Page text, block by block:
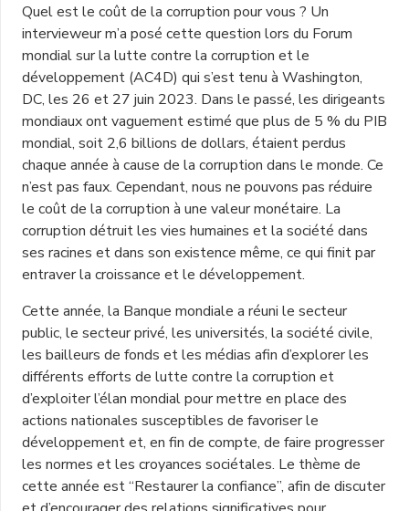
Quel est le coût de la corruption pour vous ? Un
intervieweur m’a posé cette question lors du Forum
mondial sur la lutte contre la corruption et le
développement (AC4D) qui s’est tenu à Washington,
DC, les 26 et 27 juin 2023. Dans le passé, les dirigeants
mondiaux ont vaguement estimé que plus de 5 % du PIB
mondial, soit 2,6 billions de dollars, étaient perdus
chaque année à cause de la corruption dans le monde. Ce
n’est pas faux. Cependant, nous ne pouvons pas réduire
le coût de la corruption à une valeur monétaire. La
corruption détruit les vies humaines et la société dans
ses racines et dans son existence même, ce qui finit par
entraver la croissance et le développement.
Cette année, la Banque mondiale a réuni le secteur
public, le secteur privé, les universités, la société civile,
les bailleurs de fonds et les médias afin d’explorer les
différents efforts de lutte contre la corruption et
d’exploiter l’élan mondial pour mettre en place des
actions nationales susceptibles de favoriser le
développement et, en fin de compte, de faire progresser
les normes et les croyances sociétales. Le thème de
cette année est “Restaurer la confiance”, afin de discuter